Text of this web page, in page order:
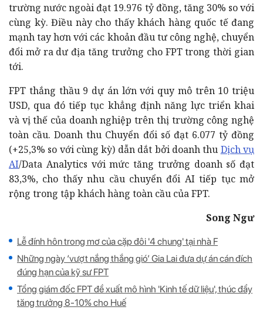
trường nước ngoài đạt 19.976 tỷ đồng, tăng 30% so với
cùng kỳ. Điều này cho thấy khách hàng quốc tế đang
mạnh tay hơn với các khoản đầu tư công nghệ, chuyển
đổi mở ra dư địa tăng trưởng cho FPT trong thời gian
tới.
FPT thắng thầu 9 dự án lớn với quy mô trên 10 triệu
USD, qua đó tiếp tục khẳng định năng lực triển khai
và vị thế của doanh nghiệp trên thị trường công nghệ
toàn cầu. Doanh thu Chuyển đổi số đạt 6.077 tỷ đồng
(+25,3% so với cùng kỳ) dẫn dắt bởi doanh thu Dịch vụ
AI/Data Analytics với mức tăng trưởng doanh số đạt
83,3%, cho thấy nhu cầu chuyển đổi AI tiếp tục mở
rộng trong tập khách hàng toàn cầu của FPT.
Song Ngư
Lễ đính hôn trong mơ của cặp đôi '4 chung' tại nhà F
Những ngày ‘vượt nắng thắng gió’ Gia Lai đưa dự án cán đích
đúng hạn của kỹ sư FPT
Tổng giám đốc FPT đề xuất mô hình 'Kinh tế dữ liệu', thúc đẩy
tăng trưởng 8-10% cho Huế